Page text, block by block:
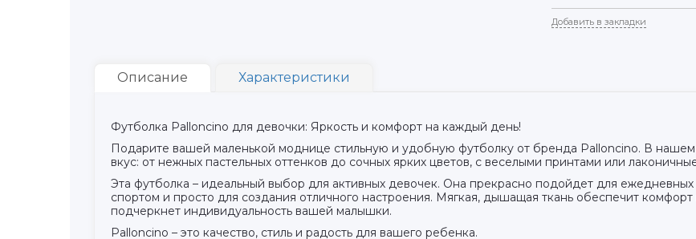
Добавить в закладки
Описание Характеристики
Футболка Palloncino для девочки: Яркость и комфорт на каждый день!
Подарите вашей маленькой моднице стильную и удобную футболку от бренда Palloncino. В
вкус: от нежных пастельных оттенков до сочных ярких цветов, с веселыми принтами или
Эта футболка – идеальный выбор для активных девочек. Она прекрасно подойдет для ежедневных
спортом и просто для создания отличного настроения. Мягкая, дышащая ткань обеспечит
подчеркнет индивидуальность вашей малышки.
Palloncino – это качество, стиль и радость для вашего ребенка.